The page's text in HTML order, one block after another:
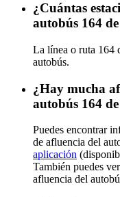
¿Cuántas
autobús 164
La línea o ruta 164
autobús.
¿Hay mucha
autobús 164
Puedes encontrar
de afluencia del
aplicación
También puedes
afluencia del